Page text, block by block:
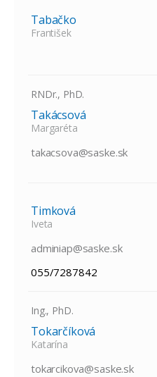
Tabačko
František
RNDr., PhD.
Takácsová
Margaréta
takacsova@saske.sk
Timková
Iveta
adminiap@saske.sk
055/7287842
Ing., PhD.
Tokarčíková
Katarína
tokarcikova@saske.sk